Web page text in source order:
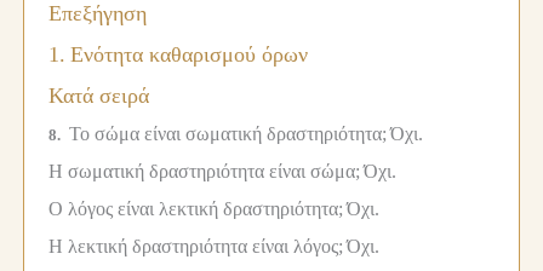
Επεξήγηση
1. Ενότητα καθαρισμού όρων
Κατά σειρά
8. Το σώμα είναι σωματική δραστηριότητα; Όχι.
Η σωματική δραστηριότητα είναι σώμα; Όχι.
Ο λόγος είναι λεκτική δραστηριότητα; Όχι.
Η λεκτική δραστηριότητα είναι λόγος; Όχι.